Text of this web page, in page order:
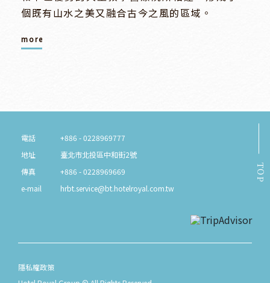
個既有山水之美又融合古今之風的區域。
more
TOP
電話
+886 - 0228969777
地址
臺北市北投區中和街2號
傳真
+886 - 0228969669
e-mail
hrbt.service@bt.hotelroyal.com.tw
隱私權政策